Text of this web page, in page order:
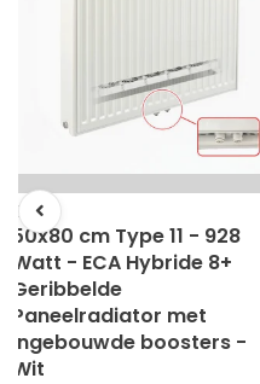
ECA
50x80 cm Type 11 - 928
Watt - ECA Hybride 8+
Geribbelde
Paneelradiator met
ingebouwde boosters -
Wit